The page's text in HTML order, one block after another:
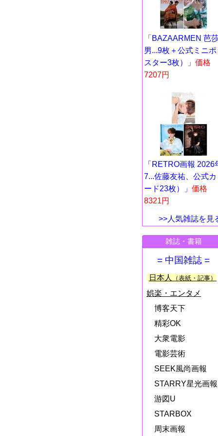
「BAZAARMEN 芭
男...9枚＋公式ミニポ
スター3枚）」 価格
7207円
「RETRO画報 2026
7...佐藤友祐、公式カ
ード23枚）」 価格
8321円
>>人気雑誌を見
雑誌・書籍
= 中国雑誌 =
日本人 （表紙・記事）
娯楽・エンタメ
博客天下
精彩OK
大衆電影
電影芸術
SEEK風尚画報
STARRY星光画報
游図U
STARBOX
周末画報